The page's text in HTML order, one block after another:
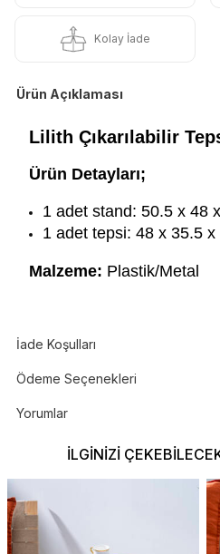
Kolay İade
Ürün Açıklaması
Lilith Çıkarılabilir
Ürün Detayları;
1 adet stand: 50.5 x 48
1 adet tepsi: 48 x 35.5 x
Malzeme: Plastik/Metal
İade Koşulları
Ödeme Seçenekleri
Yorumlar
İLGINIZI